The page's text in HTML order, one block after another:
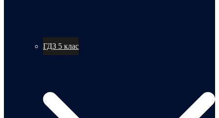
ГДЗ 5 клас